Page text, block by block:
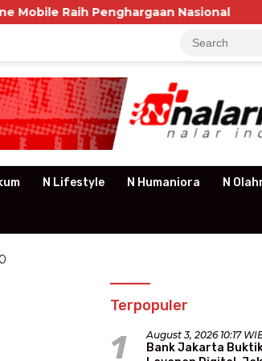
Nasional P3RSI
N Lifestyle N Humaniora N
Terpopuler
1 August 3, 2026 10:17
Bank Jakarta